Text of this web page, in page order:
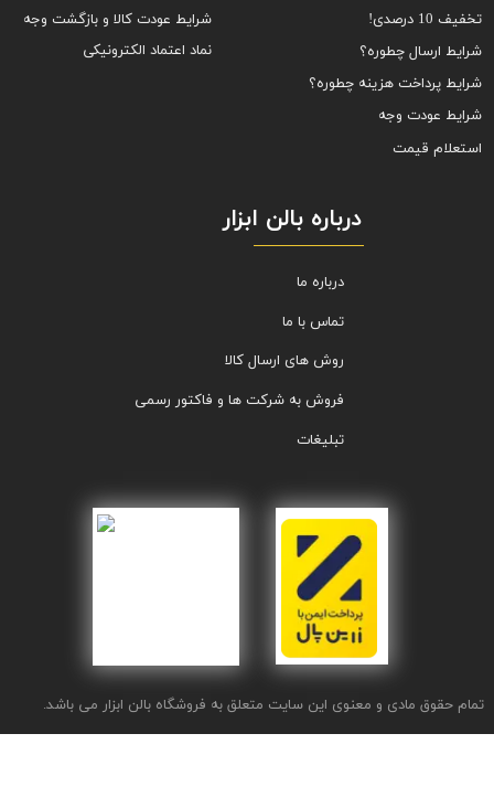
تخفیف 10 درصدی!
شرایط ارسال چطوره؟
شرایط پرداخت هزینه چطوره؟
شرایط عودت وجه
استعلام قیمت
تمام حقوق مادی و معنوی این سایت متعلق به فروشگاه بالن ابزار می باشد.
شرایط عودت کالا و بازگشت وجه
نماد اعتماد الکترونیکی
درباره بالن ابزار
درباره ما
تماس با ما
روش های ارسال کالا
فروش به شرکت ها و فاکتور رسمی
تبلیغات